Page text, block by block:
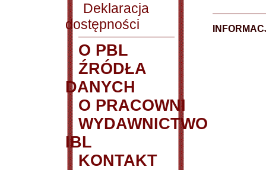
Deklaracja
dostępności
O PBL
ŹRÓDŁA
DANYCH
O PRACOWNI
WYDAWNICTWO
IBL
KONTAKT